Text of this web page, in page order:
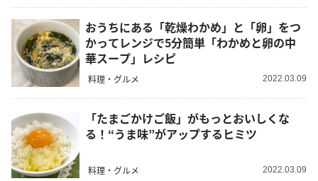
おうちにある「乾燥わかめ」と「卵」をつ
かってレンジで5分簡単「わかめと卵の中
華スープ」レシピ
料理・グルメ 2022.03.09
「たまごかけご飯」がもっとおいしくな
る！“うま味”がアップするヒミツ
料理・グルメ 2022.03.09